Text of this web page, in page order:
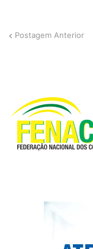
Postagem Anterior